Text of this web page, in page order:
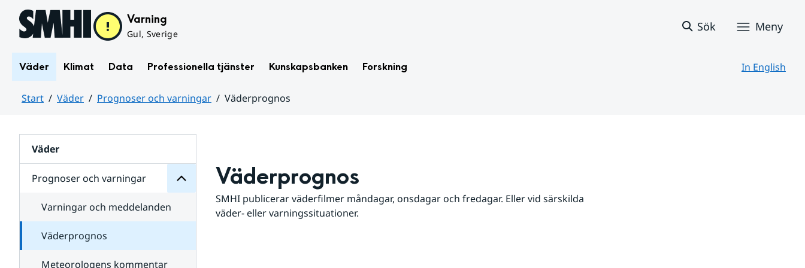
Hoppa till sidans innehåll Varning
Gul, Sverige
Sök Meny
Väder Klimat Data Professionella tjänster Kunskapsbanken Forskning In English
Start Väder Prognoser och varningar
Väderprognos
Väder
Prognoser och varningar
för
varningar
Varningar och meddelanden
Väderprognos
Meteorologens kommentar
Väderprognos
SMHI publicerar väderfilmer måndagar, onsdagar och fredagar. Eller vid särskilda
väder- eller varningssituationer.